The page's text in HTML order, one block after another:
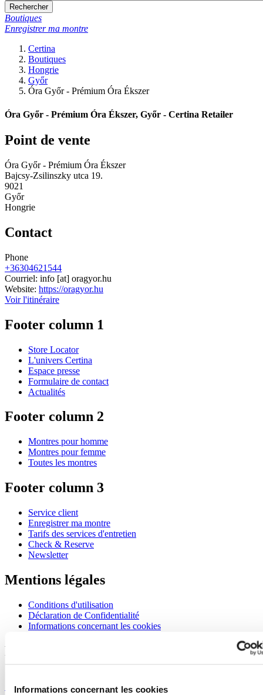
Informations concernant les cookies
Rechercher
Boutiques
Enregistrer ma montre
Certina
Boutiques
Hongrie
Győr
Óra Győr - Prémium Óra Ékszer
Óra Győr - Prémium Óra Ékszer, Győr - Certina Retailer
Point de vente
Óra Győr - Prémium Óra Ékszer
Bajcsy-Zsilinszky utca 19.
9021
Győr
Hongrie
Contact
Phone
+36304621544
Courriel: info [at] oragyor.hu
Website: https://oragyor.hu
Voir l'itinéraire
Footer column 1
Store Locator
L'univers Certina
Espace presse
Formulaire de contact
Actualités
Footer column 2
Montres pour homme
Montres pour femme
Toutes les montres
Footer column 3
Service client
Enregistrer ma montre
Tarifs des services d'entretien
Check & Reserve
Newsletter
Mentions légales
Conditions d'utilisation
Déclaration de Confidentialité
Informations concernant les cookies
Rejoignez le club CERTINA
S'inscrire